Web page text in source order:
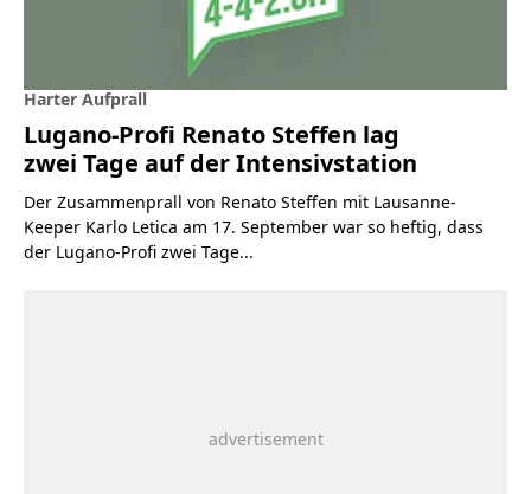
Harter Aufprall
Lugano-Profi Renato Steffen lag
zwei Tage auf der Intensivstation
Der Zusammenprall von Renato Steffen mit Lausanne-
Keeper Karlo Letica am 17. September war so heftig, dass
der Lugano-Profi zwei Tage...